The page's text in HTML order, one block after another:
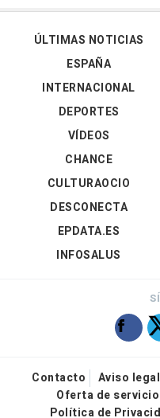
ÚLTIMAS NOTICIAS
ESPAÑA
INTERNACIONAL
DEPORTES
VÍDEOS
CHANCE
CULTURAOCIO
DESCONECTA
EPDATA.ES
INFOSALUS
Contacto Aviso legal
Oferta de
Política de